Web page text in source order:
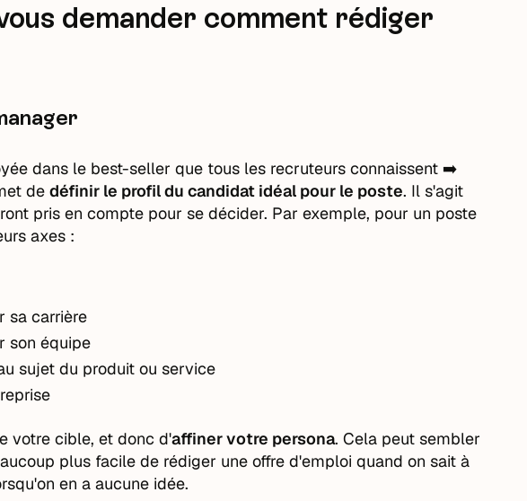
demander comment rédiger
dans le best-seller que tous les recruteurs connaissent ➡️
de définir le profil du candidat idéal pour le poste. Il s'agit
pris en compte pour se décider. Par exemple, pour un poste
axes :
sa carrière
son équipe
sujet du produit ou service
votre cible, et donc d'affiner votre persona. Cela peut sembler
plus facile de rédiger une offre d'emploi quand on sait à
en a aucune idée.